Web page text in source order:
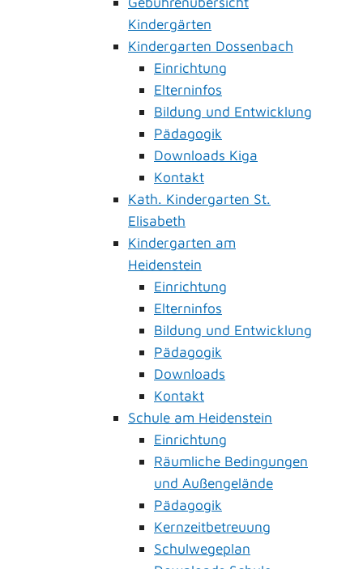
Kindergärten
Kindergarten Dossenbach
Einrichtung
Elterninfos
Bildung und Entwicklung
Pädagogik
Downloads Kiga
Kontakt
Kath. Kindergarten St.
Elisabeth
Kindergarten am
Heidenstein
Einrichtung
Elterninfos
Bildung und Entwicklung
Pädagogik
Downloads
Kontakt
Schule am Heidenstein
Einrichtung
Räumliche Bedingungen
und Außengelände
Pädagogik
Kernzeitbetreuung
Schulwegeplan